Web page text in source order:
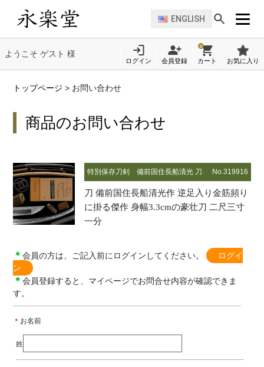
ENGLISH
ようこそ ゲスト 様
ログイン 会員登録
0
カート お気に入り
トップページ > お問い合わせ
商品のお問い合わせ
特別保存刀剣備前国住長船清光 刀 No.319916
刀 備前国住長船清光作 逆足入り金筋頻り
に掛る傑作 身幅3.3cmの豪壮刀 二尺三寸
一分
＊会員の方は、ご記入前にログインしてください。
ログイ
ン
＊会員登録すると、マイページでお問合せ内容が確認できま
す。
＊ お名前
姓